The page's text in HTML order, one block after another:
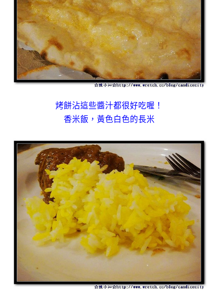
烤餅沾這些醬汁都很好吃喔！
香米飯，黃色白色的長米